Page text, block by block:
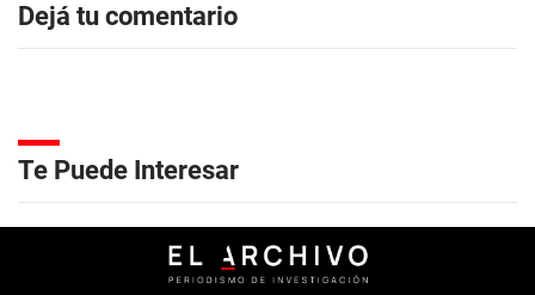
Dejá tu comentario
Te Puede Interesar